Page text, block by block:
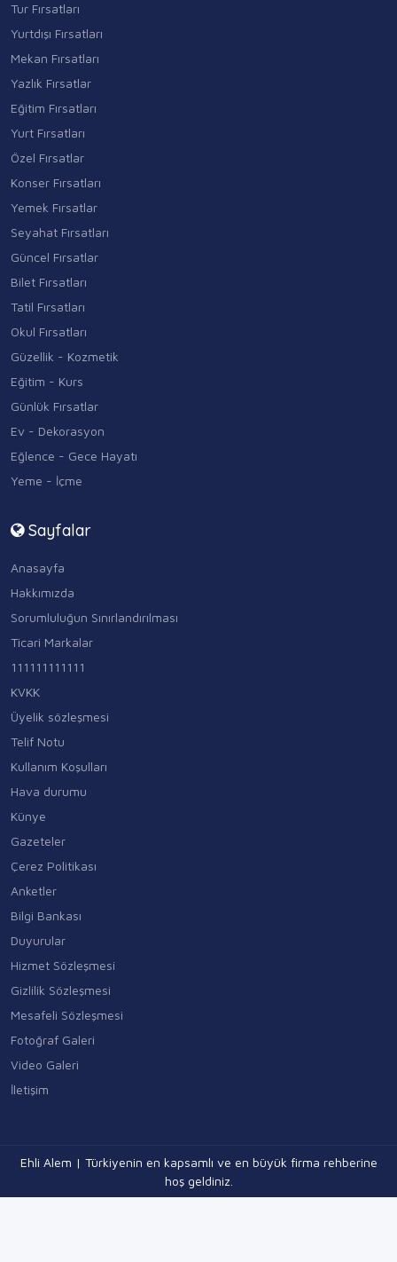
Tur Fırsatları
Yurtdışı Fırsatları
Mekan Fırsatları
Yazlık Fırsatlar
Eğitim Fırsatları
Yurt Fırsatları
Özel Fırsatlar
Konser Fırsatları
Yemek Fırsatlar
Seyahat Fırsatları
Güncel Fırsatlar
Bilet Fırsatları
Tatil Fırsatları
Okul Fırsatları
Güzellik - Kozmetik
Eğitim - Kurs
Günlük Fırsatlar
Ev - Dekorasyon
Eğlence - Gece Hayatı
Yeme - İçme
Sayfalar
Anasayfa
Hakkımızda
Sorumluluğun Sınırlandırılması
Ticari Markalar
111111111111
KVKK
Üyelik sözleşmesi
Telif Notu
Kullanım Koşulları
Hava durumu
Künye
Gazeteler
Çerez Politikası
Anketler
Bilgi Bankası
Duyurular
Hizmet Sözleşmesi
Gizlilik Sözleşmesi
Mesafeli Sözleşmesi
Fotoğraf Galeri
Video Galeri
İletişim
Ehli Alem | Türkiyenin en kapsamlı ve en büyük firma rehberine
hoş geldiniz.